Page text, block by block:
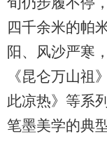
四千余米的帕
阳、风沙严寒
《昆仑万山祖
此凉热》等系
笔墨美学的典